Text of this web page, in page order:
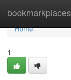
bookmarkplaces
Home
Home
1